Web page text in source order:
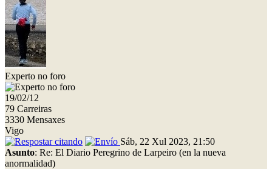
Experto no foro
19/02/12
79 Carreiras
3330 Mensaxes
Vigo
Sáb, 22 Xul 2023, 21:50
Asunto: Re: El Diario Peregrino de Larpeiro (en la nueva
anormalidad)